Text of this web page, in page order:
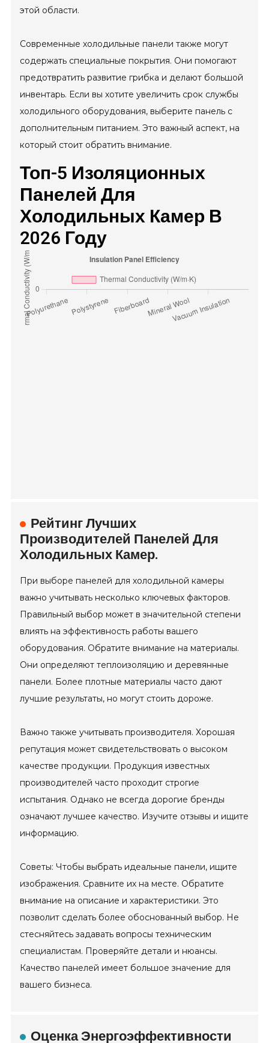
этой области.
Современные холодильные панели также могут
содержать специальные покрытия. Они помогают
предотвратить развитие грибка и делают большой
инвентарь. Если вы хотите увеличить срок службы
холодильного оборудования, выберите панель с
дополнительным питанием. Это важный аспект, на
который стоит обратить внимание.
Топ-5 Изоляционных
Панелей Для
Холодильных Камер В
2026 Году
Рейтинг Лучших
Производителей Панелей Для
Холодильных Камер.
При выборе панелей для холодильной камеры
важно учитывать несколько ключевых факторов.
Правильный выбор может в значительной степени
влиять на эффективность работы вашего
оборудования. Обратите внимание на материалы.
Они определяют теплоизоляцию и деревянные
панели. Более плотные материалы часто дают
лучшие результаты, но могут стоить дороже.
Важно также учитывать производителя. Хорошая
репутация может свидетельствовать о высоком
качестве продукции. Продукция известных
производителей часто проходит строгие
испытания. Однако не всегда дорогие бренды
означают лучшее качество. Изучите отзывы и ищите
информацию.
Советы: Чтобы выбрать идеальные панели, ищите
изображения. Сравните их на месте. Обратите
внимание на описание и характеристики. Это
позволит сделать более обоснованный выбор. Не
стесняйтесь задавать вопросы техническим
специалистам. Проверяйте детали и нюансы.
Качество панелей имеет большое значение для
вашего бизнеса.
Оценка Энергоэффективности